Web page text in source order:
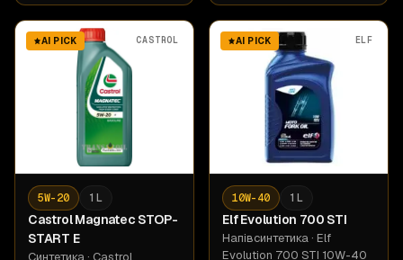
AI PICK CASTROL
5W-20 1 L
CastrolMagnatec STOP-
START E
Синтетика · Castrol
AI PICK ELF
10W-40 1 L
Elf Evolution 700 STI
Напівсинтетика · Elf
Evolution 700 STI 10W-40